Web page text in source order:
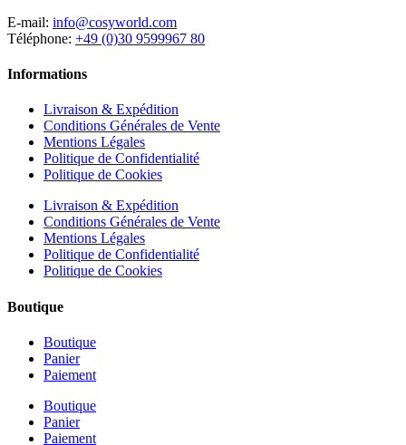
E-mail: info@cosyworld.com
Téléphone: +49 (0)30 9599967 80
Informations
Livraison & Expédition
Conditions Générales de Vente
Mentions Légales
Politique de Confidentialité
Politique de Cookies
Livraison & Expédition
Conditions Générales de Vente
Mentions Légales
Politique de Confidentialité
Politique de Cookies
Boutique
Boutique
Panier
Paiement
Boutique
Panier
Paiement